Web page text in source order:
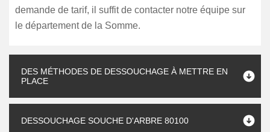
demande de tarif, il suffit de contacter notre équipe sur
le département de la Somme.
DES MÉTHODES DE DESSOUCHAGE À METTRE EN
PLACE
DESSOUCHAGE SOUCHE D'ARBRE 80100